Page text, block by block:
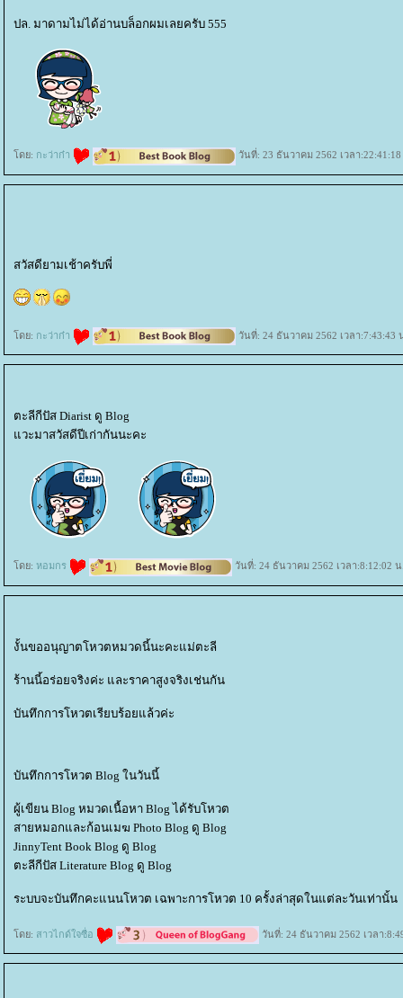
ปล. มาดามไม่ได้อ่านบล็อกผมเลยครับ 555
ดย: กะว่าก๋า วันที่: 23 ธันวาคม 2562 เวลา
สวัสดียามเช้าครับพี่
ดย: กะว่าก๋า วันที่: 24 ธันวาคม 2562 เวลา:7:43:43
ตะลีกีปัส Diarist ดู Blog
วะมาสวัสดีปีเก่ากันนะคะ
ดย: หอมกร วันที่: 24 ธันวาคม 2562 เวลา:8:12:02
งั้นขออนุญาตโหวตหมวดนี้นะคะแม่ตะลี
ร้านนี้อร่อยจริงค่ะ และราคาสูงจริงเช่นกัน
บันทึกการโหวตเรียบร้อยแล้วค่ะ
บันทึกการโหวต Blog ในวันนี้
ผู้เขียน Blog หมวดเนื้อหา Blog ได้รับโหวต
สายหมอกและก้อนเมฆ Photo Blog ดู Blog
JinnyTent Book Blog ดู Blog
ตะลีกีปัส Literature Blog ดู Blog
ระบบจะบันทึกคะแนนโหวต เฉพาะการโหวต 10 ครั้งล่าสุดในแต่ละวันเท่านั้น
ดย: สาวไกด์ใจซื่อ วันที่: 24 ธันวาคม 2562 เวลา